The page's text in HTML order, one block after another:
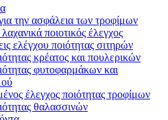
την ασφάλεια των τροφίμων
ποιοτικός έλεγχος
ελέγχου ποιότητας σιτηρών
κρέατος και πουλερικών
φυτοφαρμάκων και
έλεγχος ποιότητας τροφίμων
θαλασσινών